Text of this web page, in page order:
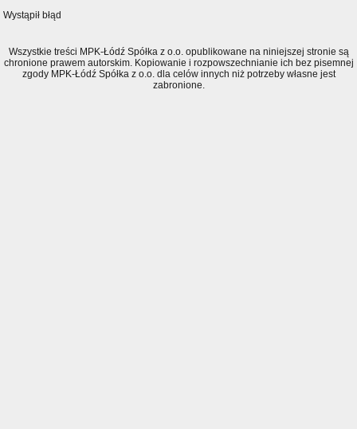
Wystąpił błąd
Wszystkie treści MPK-Łódź Spółka z o.o. opublikowane na niniejszej stronie są
chronione prawem autorskim. Kopiowanie i rozpowszechnianie ich bez pisemnej
zgody MPK-Łódź Spółka z o.o. dla celów innych niż potrzeby własne jest
zabronione.